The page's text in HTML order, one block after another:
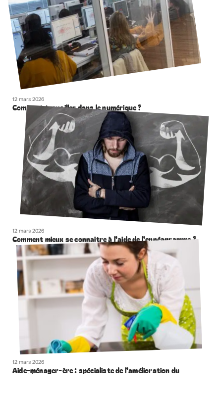
12 mars 2026
Comment travailler dans le numérique ?
12 mars 2026
Comment mieux se connaitre à l’aide de l’ennéagramme ?
12 mars 2026
Aide-ménager-ère : spécialiste de l’amélioration du
quotidien